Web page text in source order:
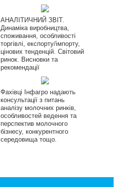
АНАЛІТИЧНИЙ ЗВІТ.
Динаміка виробництва,
споживання, особливості
торгівлі, експорту/імпорту,
цінових тенденцій. Світовий
ринок. Висновки та
рекомендації
Фахівці Інфагро надають
консультації з питань
аналізу молочних ринків,
особливостей ведення та
перспектив молочного
бізнесу, конкурентного
середовища тощо.